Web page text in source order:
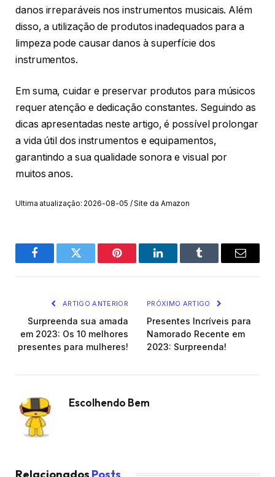
danos irreparáveis nos instrumentos musicais. Além
disso, a utilização de produtos inadequados para a
limpeza pode causar danos à superfície dos
instrumentos.
Em suma, cuidar e preservar produtos para músicos
requer atenção e dedicação constantes. Seguindo as
dicas apresentadas neste artigo, é possível prolongar
a vida útil dos instrumentos e equipamentos,
garantindo a sua qualidade sonora e visual por
muitos anos.
Ultima atualização: 2026-08-05 / Site da Amazon
FacebookTwitter Pinterest O
Tumblr
E-
ARTIGO ANTERIOR
Surpreenda sua amada
em 2023: Os 10 melhores
presentes para mulheres!
PRÓXIMO ARTIGO
Presentes Incríveis para
Namorado Recente em
2023: Surpreenda!
Escolhendo Bem
Relacionados Posts